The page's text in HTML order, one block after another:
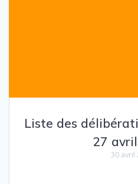
Liste des
27
30 avril